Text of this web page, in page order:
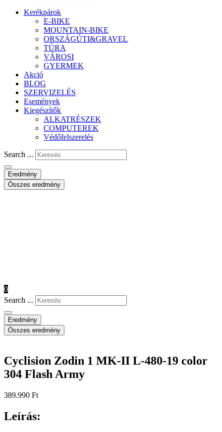
Kerékpárok
E-BIKE
MOUNTAIN-BIKE
ORSZÁGÚTI&GRAVEL
TÚRA
VÁROSI
GYERMEK
Akció
BLOG
SZERVIZELÉS
Események
Kiegészítők
ALKATRÉSZEK
COMPUTEREK
Védőfelszerelés
Search ...
Eredmény
Összes eredmény
0
Search ...
Eredmény
Összes eredmény
Cyclision Zodin 1 MK-II L-480-19 color
304 Flash Army
389.990 Ft
Leírás: